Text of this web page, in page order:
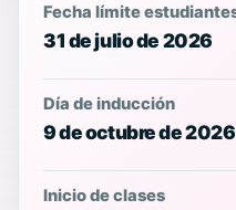
Fecha límite
31 de julio de 2026
Día de inducción
9 de octubre de 2026
Inicio de clases